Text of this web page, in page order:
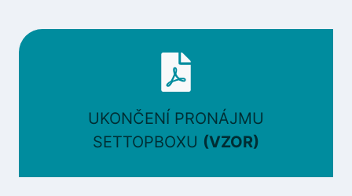
UKONČENÍ PRONÁJMU
SETTOPBOXU (VZOR)